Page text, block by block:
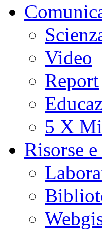
Video
Report
5 X
Risorse